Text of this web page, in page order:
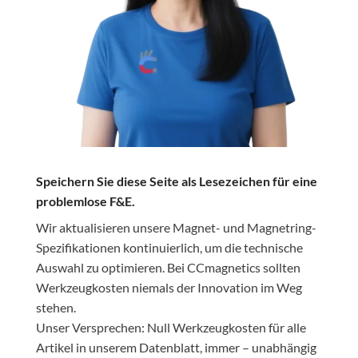
Speichern Sie diese Seite als Lesezeichen für eine
problemlose F&E.
Wir aktualisieren unsere Magnet- und Magnetring-
Spezifikationen kontinuierlich, um die technische
Auswahl zu optimieren. Bei CCmagnetics sollten
Werkzeugkosten niemals der Innovation im Weg
stehen.
Unser Versprechen: Null Werkzeugkosten für alle
Artikel in unserem Datenblatt, immer – unabhängig